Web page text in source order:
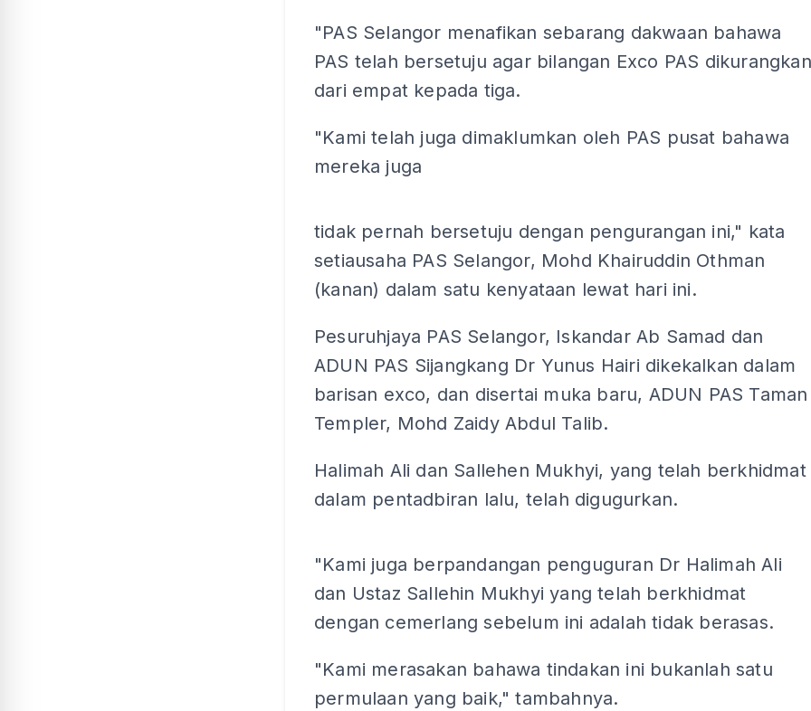
"PAS Selangor menafikan sebarang dakwaan bahawa
PAS telah bersetuju agar bilangan Exco PAS dikurangkan
dari empat kepada tiga.
"Kami telah juga dimaklumkan oleh PAS pusat bahawa
mereka juga
tidak pernah bersetuju dengan pengurangan ini," kata
setiausaha PAS Selangor, Mohd Khairuddin Othman
(kanan) dalam satu kenyataan lewat hari ini.
Pesuruhjaya PAS Selangor, Iskandar Ab Samad dan
ADUN PAS Sijangkang Dr Yunus Hairi dikekalkan dalam
barisan exco, dan disertai muka baru, ADUN PAS Taman
Templer, Mohd Zaidy Abdul Talib.
Halimah Ali dan Sallehen Mukhyi, yang telah berkhidmat
dalam pentadbiran lalu, telah digugurkan.
"Kami juga berpandangan penguguran Dr Halimah Ali
dan Ustaz Sallehin Mukhyi yang telah berkhidmat
dengan cemerlang sebelum ini adalah tidak berasas.
"Kami merasakan bahawa tindakan ini bukanlah satu
permulaan yang baik," tambahnya.